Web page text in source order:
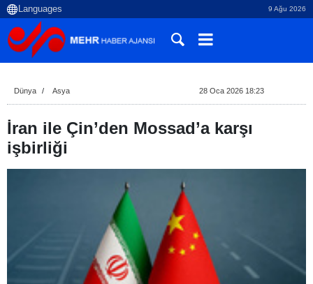
9 Ağu 2026
Dünya Asya 28 Oca 2026 18:23
İran ile Çin’den Mossad’a karşı
işbirliği